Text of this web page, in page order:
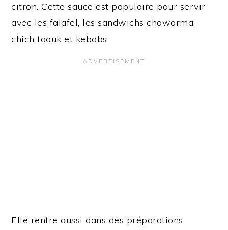
citron. Cette sauce est populaire pour servir
avec les falafel, les sandwichs chawarma,
chich taouk et kebabs.
Elle rentre aussi dans des préparations